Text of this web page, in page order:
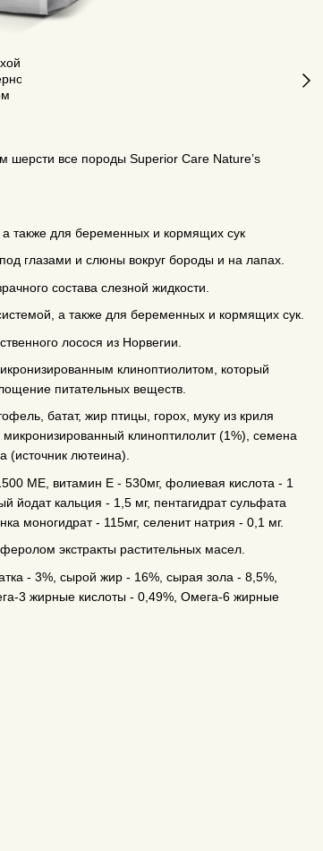
шерсти все породы Superior Care Nature’s
также для беременных и кормящих сук
глазами и слюны вокруг бороды и на лапах.
состава слезной жидкости.
а также для беременных и кормящих сук.
лосося из Норвегии.
клиноптиолитом, который
питательных веществ.
батат, жир птицы, горох, муку из криля
клиноптилолит (1%), семена
(источник лютеина).
МЕ, витамин E - 530мг, фолиевая кислота - 1
йодат кальция - 1,5 мг, пентагидрат сульфата
моногидрат - 115мг, селенит натрия - 0,1 мг.
экстракты растительных масел.
- 3%, сырой жир - 16%, сырая зола - 8,5%,
3 жирные кислоты - 0,49%, Омега-6 жирные